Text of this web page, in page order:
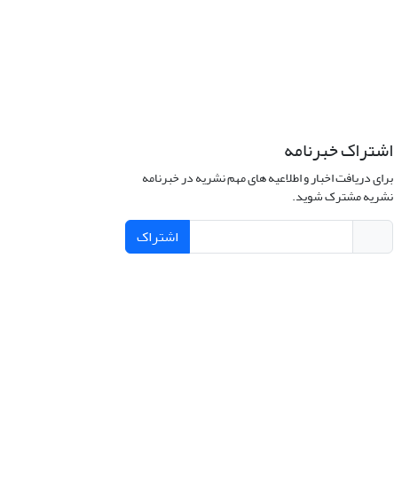
اشتراک خبرنامه
برای دریافت اخبار و اطلاعیه های مهم نشریه در خبرنامه
نشریه مشترک شوید.
اشتراک